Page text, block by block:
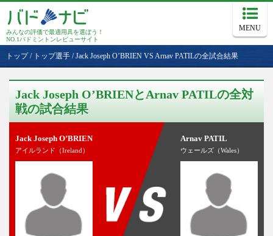
みんなの評価で最適用具を選ぼう！
NO.1バドミントンレビューサイト
MENU
トップ/ トップ選手 /Jack Joseph O’BRIEN VS Arnav PATILの全試合結果
Jack Joseph O’BRIENとArnav PATILの全対
戦の試合結果
Jack Joseph O’BRIEN
アイルランド（Ireland）
Arnav PATIL
ウェールズ（Wales）